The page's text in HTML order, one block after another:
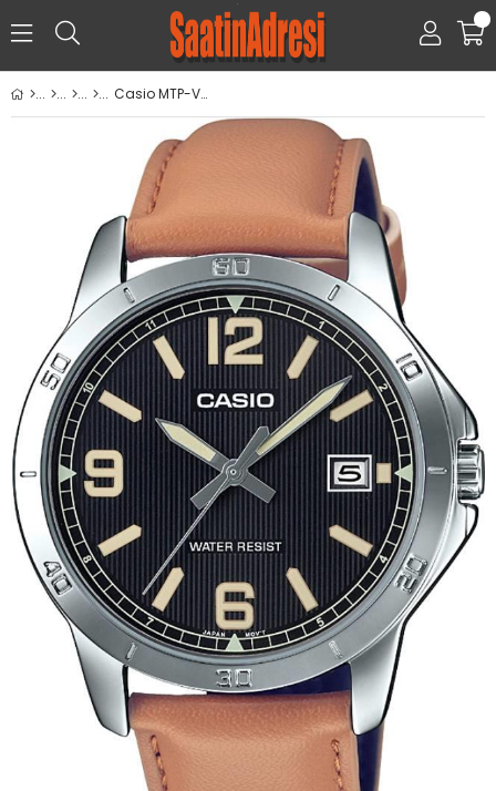
0
Casio MTP-V004L-1B2UDF Kol Saati